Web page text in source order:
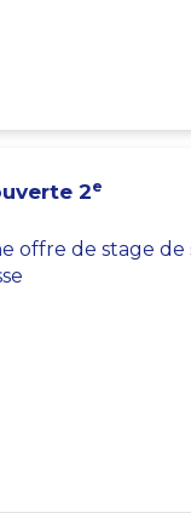
2e
offre de stage de